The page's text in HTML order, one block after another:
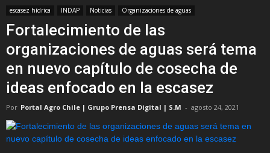
escasez hídrica INDAP Noticias Organizaciones de aguas
Fortalecimiento de las
organizaciones de aguas será tema
en nuevo capítulo de cosecha de
ideas enfocado en la escasez
Por Portal Agro Chile | Grupo Prensa Digital | S.M - agosto 24, 2021